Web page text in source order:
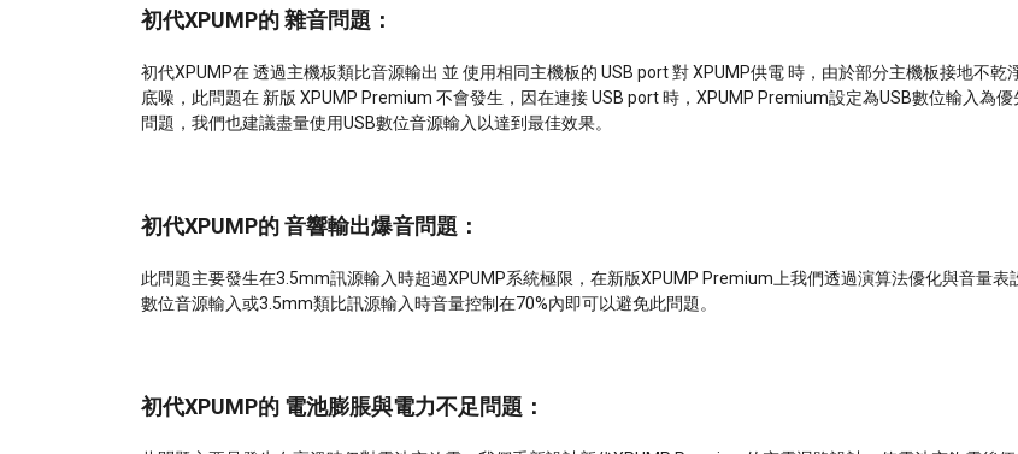
初代XPUMP的 雜音問題：
初代XPUMP在 透過主機板類比音源輸出 並 使用相同主機板的 USB port 對 XPUMP供電 時，由於部分主機板接地不乾
底噪，此問題在 新版 XPUMP Premium 不會發生，因在連接 USB port 時，XPUMP Premium設定為USB數位輸入為
問題，我們也建議盡量使用USB數位音源輸入以達到最佳效果。
初代XPUMP的 音響輸出爆音問題：
此問題主要發生在3.5mm訊源輸入時超過XPUMP系統極限，在新版XPUMP Premium上我們透過演算法優化與音量表
數位音源輸入或3.5mm類比訊源輸入時音量控制在70%內即可以避免此問題。
初代XPUMP的 電池膨脹與電力不足問題：